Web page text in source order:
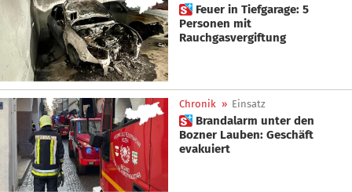
 Feuer in Tiefgarage: 5
Personen mit
Rauchgasvergiftung
Chronik » Einsatz
 Brandalarm unter den
Bozner Lauben: Geschäft
evakuiert